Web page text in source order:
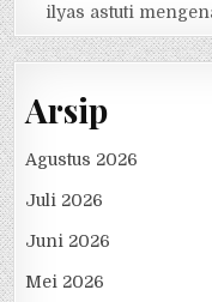
ilyas astuti
Arsip
Agustus 2026
Juli 2026
Juni 2026
Mei 2026